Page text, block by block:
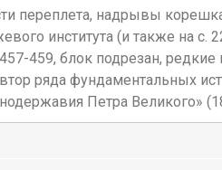
переплета, надрывы
института (и также на
459, блок подрезан, редкие
ряда фундаментальных
Петра Великого»